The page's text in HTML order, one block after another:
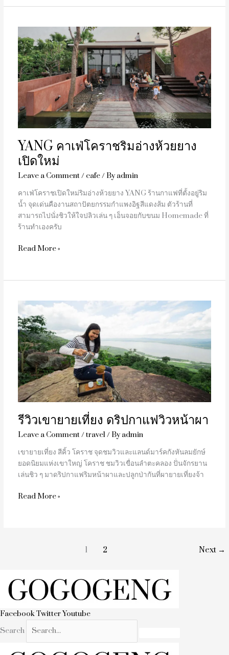
YANG คาเฟ่โคราชริมอ่างห้วยยาง
เปิดใหม่
Leave a Comment/ cafe/ Byadmin
คาเฟ่โคราชเปิดใหม่ริมอ่างห้วยยาง YANG ร้านกาแฟที่ตั้งอยู่ริม
น้ำ จุดเด่นคืองานสถาปัตยกรรมกำแพงอิฐสีแดงส้ม ตัวร้านที่
สามารถไปนั่งชิวให้ใจปลิวเล่น ๆ เอ็นจอยกับขนม Homemade ที่
ร้านทำเองครับ
คาเฟ่
โคราช
ริม
อ่าง
ห้วย
เปิด
ใหม่
Read More »
รีวิวเขายายเที่ยง ดริปกาแฟวิวหน้าผา
Leave a Comment/travel/ Byadmin
เขายายเที่ยง สีคิ้ว โคราช จุดชมวิวและแลนด์มาร์คกังหันลมยักษ์
ยอดนิยมแห่งเขาใหญ่ โคราช ชมวิวเขื่อนลำตะคลอง ปั่นจักรยาน
เล่นชิว ๆ มาดริปกาแฟริมหน้าผาและปลูกป่ากันที่ผายายเที่ยงจ้า
รีวิว
เขา
ยาย
เที่ยง
ดริ
ปกาแฟ
วิว
หน้าผา
Read More »
1 2 Next →
FacebookTwitterYoutube
Search